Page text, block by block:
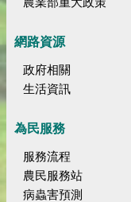
網路資源
政府相關
生活資訊
為民服務
服務流程
農民服務站
病蟲害預測